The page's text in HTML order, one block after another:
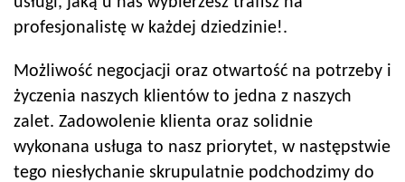
profesjonalistę w każdej dziedzinie!.
Możliwość negocjacji oraz otwartość na potrzeby i
życzenia naszych klientów to jedna z naszych
zalet. Zadowolenie klienta oraz solidnie
wykonana usługa to nasz priorytet, w następstwie
tego niesłychanie skrupulatnie podchodzimy do